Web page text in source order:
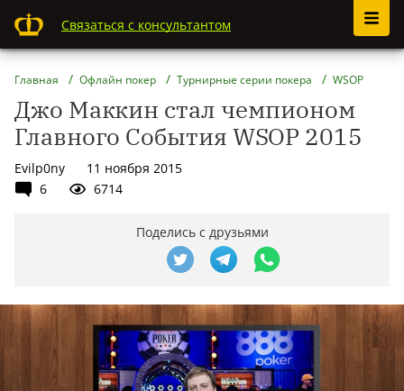
Связаться с консультантом
Главная Офлайн покер Турнирные серии покера WSOP
Джо Маккин стал чемпионом
Главного События WSOP 2015
Evilp0ny
11 ноября 2015
6
6714
Поделись с друзьями